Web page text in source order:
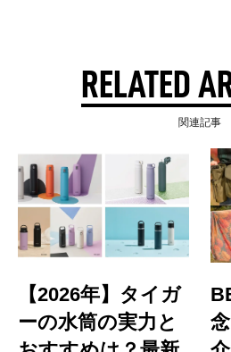
RELATED
関連記事
【2026年】タイガ
ーの水筒の実力と